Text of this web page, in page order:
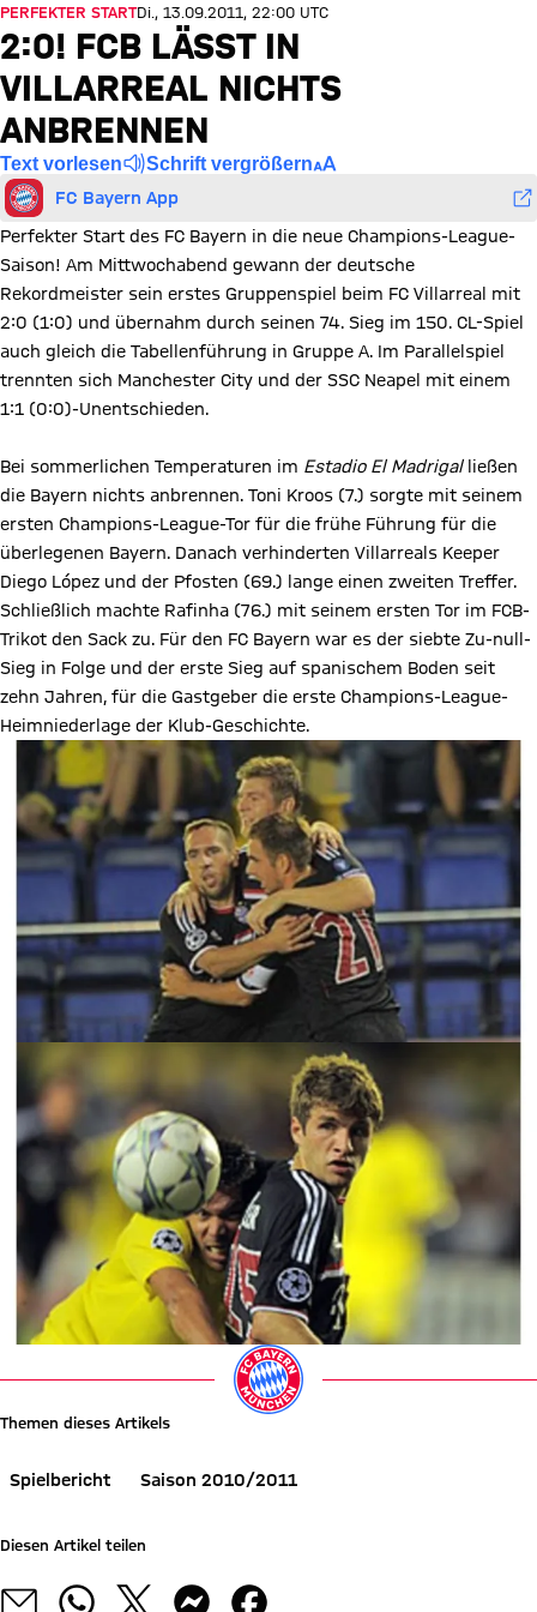
PERFEKTER STARTDi., 13.09.2011, 22:00 UTC
2:0! FCB LÄSST IN
VILLARREAL NICHTS
ANBRENNEN
Text vorlesen Schrift vergrößern
FC Bayern App
Perfekter Start des FC Bayern in die neue Champions-League-
Saison! Am Mittwochabend gewann der deutsche
Rekordmeister sein erstes Gruppenspiel beim FC Villarreal mit
2:0 (1:0) und übernahm durch seinen 74. Sieg im 150. CL-Spiel
auch gleich die Tabellenführung in Gruppe A. Im Parallelspiel
trennten sich Manchester City und der SSC Neapel mit einem
1:1 (0:0)-Unentschieden.
Bei sommerlichen Temperaturen im Estadio El Madrigalließen
die Bayern nichts anbrennen. Toni Kroos (7.) sorgte mit seinem
ersten Champions-League-Tor für die frühe Führung für die
überlegenen Bayern. Danach verhinderten Villarreals Keeper
Diego López und der Pfosten (69.) lange einen zweiten Treffer.
Schließlich machte Rafinha (76.) mit seinem ersten Tor im FCB-
Trikot den Sack zu. Für den FC Bayern war es der siebte Zu-null-
Sieg in Folge und der erste Sieg auf spanischem Boden seit
zehn Jahren, für die Gastgeber die erste Champions-League-
Heimniederlage der Klub-Geschichte.
Themen dieses Artikels
Spielbericht Saison 2010/2011
Diesen Artikel teilen